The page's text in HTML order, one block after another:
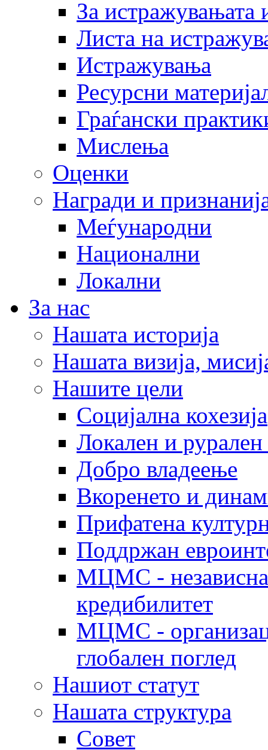
За истражувањата
Листа на
Истражувања
Ресурсни
Граѓански
Мислења
Оценки
Награди и
Меѓународни
Национални
Локални
За нас
Нашата историја
Нашата визија,
Нашите цели
Социјална кохезија
Локален и рурален
Добро владеење
Вкоренето и
Прифатена
Поддржан
МЦМС - независна
кредибилитет
МЦМС -
глобален поглед
Нашиот статут
Нашата структура
Совет